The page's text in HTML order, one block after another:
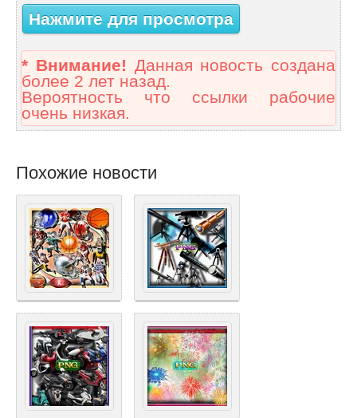
Нажмите для просмотра
* Внимание! Данная новость создана
более 2 лет назад.
Вероятность что ссылки рабочие
очень низкая.
Похожие новости